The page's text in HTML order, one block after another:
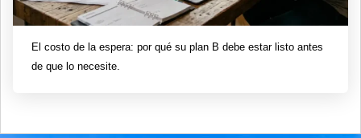
El costo de la espera: por qué su plan B debe estar listo antes
de que lo necesite.